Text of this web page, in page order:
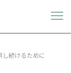
続けるために